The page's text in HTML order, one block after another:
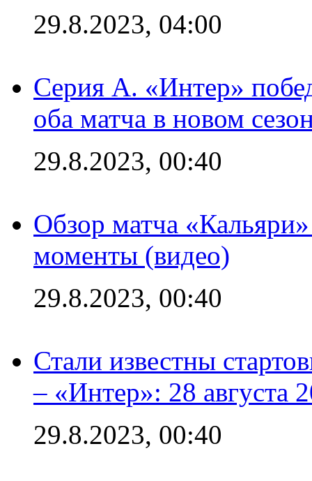
29.8.2023, 04:00
Серия А. «Интер»
оба матча в новом
29.8.2023, 00:40
Обзор матча
моменты (видео)
29.8.2023, 00:40
Стали известны
– «Интер»: 28 августа
29.8.2023, 00:40